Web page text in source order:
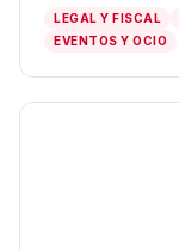
LEGAL Y FISCAL
EVENTOS Y OCIO